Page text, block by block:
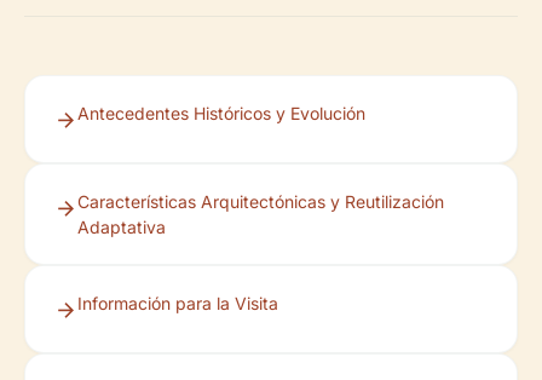
Antecedentes Históricos y Evolución
Características Arquitectónicas y Reutilización
Adaptativa
Información para la Visita